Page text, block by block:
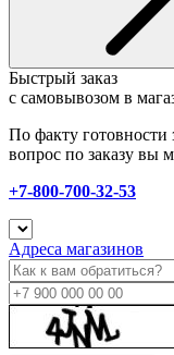
Быстрый заказ
с самовывозом в
По факту готовности
вопрос по заказу вы
+7-800-700-32-53
Адреса магазинов